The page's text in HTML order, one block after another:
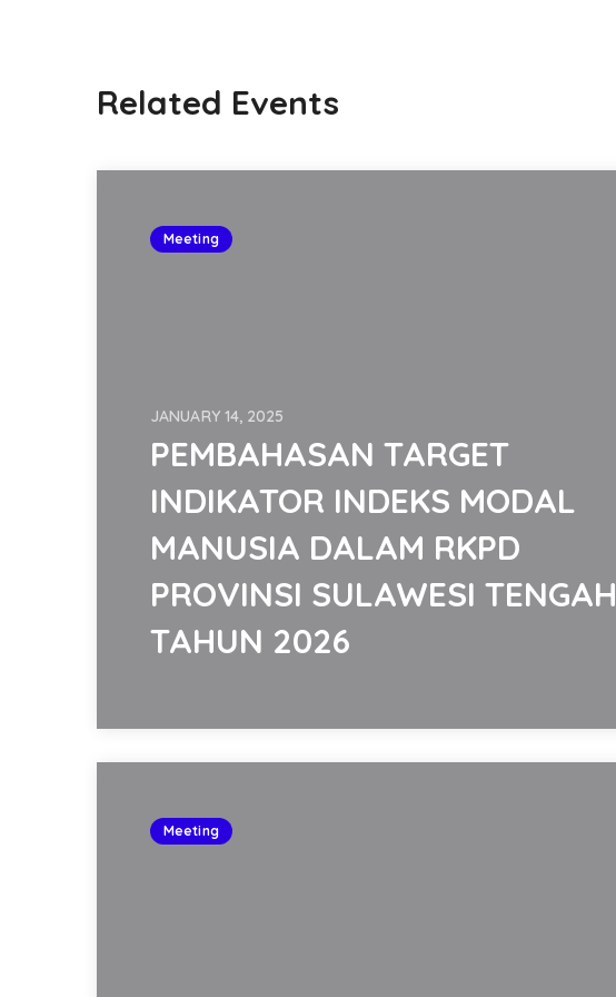
Related Events
Meeting
JANUARY 14, 2025
PEMBAHASAN TARGET
INDIKATOR INDEKS MODAL
MANUSIA DALAM RKPD
PROVINSI SULAWESI TENGAH
TAHUN 2026
Meeting